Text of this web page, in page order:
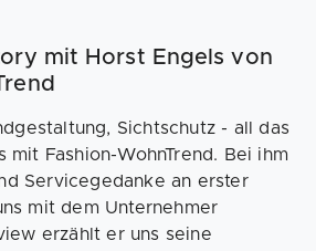
mit Horst Engels von
Sichtschutz - all das
mit Fashion-WohnTrend. Bei ihm
Servicegedanke an erster
mit dem Unternehmer
erzählt er uns seine